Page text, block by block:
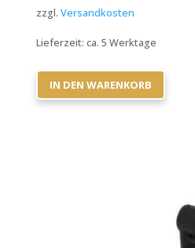
zzgl.Versandkosten
Lieferzeit:ca. 5 Werktage
IN DEN WARENKORB